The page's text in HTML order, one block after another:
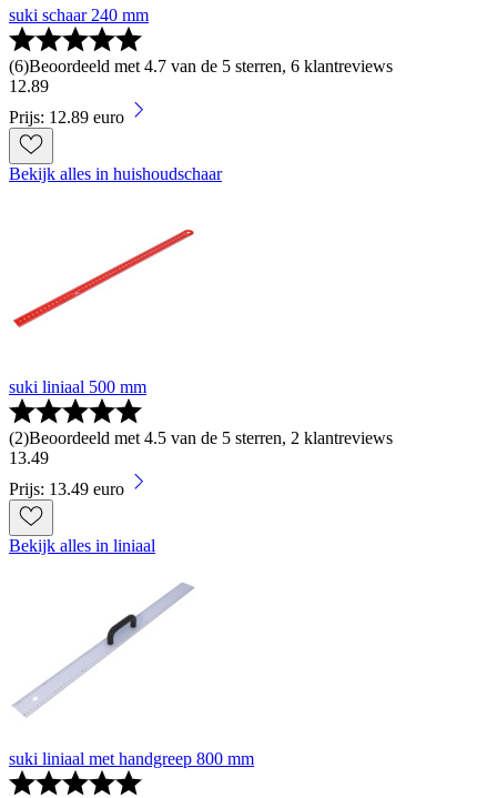
suki schaar 240 mm
(6)Beoordeeld met 4.7 van de 5 sterren, 6 klantreviews
12.89
Prijs: 12.89 euro
Bekijk alles in huishoudschaar
suki liniaal 500 mm
(2)Beoordeeld met 4.5 van de 5 sterren, 2 klantreviews
13.49
Prijs: 13.49 euro
Bekijk alles in liniaal
suki liniaal met handgreep 800 mm